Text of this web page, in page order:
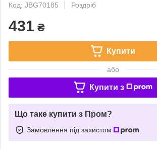
Код: JBG70185
Роздріб
431 ₴
Купити
або
Купити з
Що таке купити з Пром?
Замовлення під захистом